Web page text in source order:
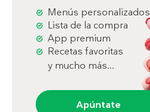
Menús personalizados
Lista de la compra
App premium
Recetas favoritas
y mucho más...
Apúntate